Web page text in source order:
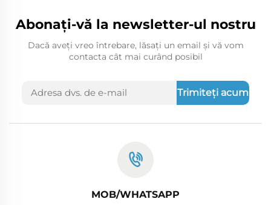
Abonați-vă la newsletter-ul nostru
Dacă aveți vreo întrebare, lăsați un email și vă vom
contacta cât mai curând posibil
Trimiteți acum
MOB/WHATSAPP